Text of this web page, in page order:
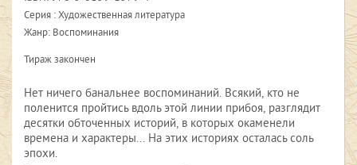
Серия : Художественная литература
Жанр: Воспоминания
Тираж закончен
Нет ничего банальнее воспоминаний. Всякий, кто не
поленится пройтись вдоль этой линии прибоя, разглядит
десятки обточенных историй, в которых окаменели
времена и характеры... На этих историях осталась соль
эпохи.